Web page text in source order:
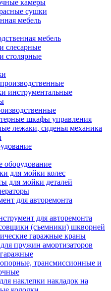
камеры
сушки
мебель
мебель
слесарные
столярные
инструментальные
шкафы управления
лежаки, сиденья механика
оборудование
для мойки колес
для мойки деталей
для авторемонта
для авторемонта
(съемники) шкворней
гаражные краны
пружин амортизаторов
трансмиссионные и
наклепки накладок на